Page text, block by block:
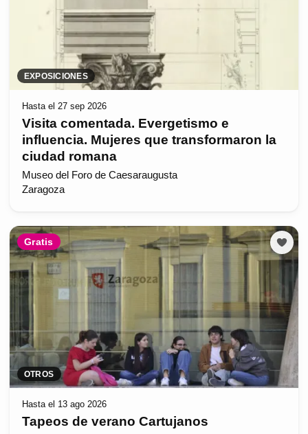
EXPOSICIONES
Hasta el 27 sep 2026
Visita comentada. Evergetismo e
influencia. Mujeres que transformaron la
ciudad romana
Museo del Foro de Caesaraugusta
Zaragoza
Gratis
OTROS
Hasta el 13 ago 2026
Tapeos de verano Cartujanos